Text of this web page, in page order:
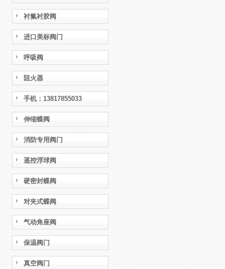
衬氟衬胶阀
进口美标阀门
呼吸阀
阻火器
手机：13817855033
伸缩蝶阀
消防专用阀门
遥控浮球阀
硬密封蝶阀
对夹式蝶阀
气动角座阀
保温阀门
真空阀门